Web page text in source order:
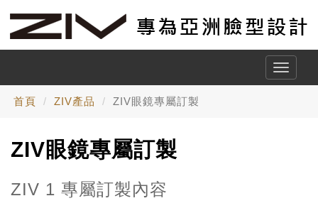
Toggle
首頁 ZIV產品 ZIV眼鏡專屬訂製
ZIV眼鏡專屬訂製
ZIV 1 專屬訂製內容